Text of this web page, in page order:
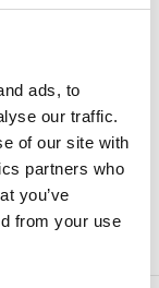
ads, to
our traffic.
of our site with
partners who
you’ve
from your use
över hela
När
åka i efter
stabila
dubbelkajak.